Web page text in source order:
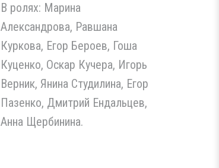
В ролях: Марина
Александрова, Равшана
Куркова, Егор Бероев, Гоша
Куценко, Оскар Кучера, Игорь
Верник, Янина Студилина, Егор
Пазенко, Дмитрий Ендальцев,
Анна Щербинина.